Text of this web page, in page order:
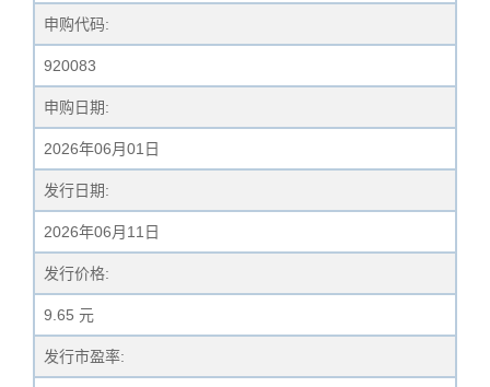
申购代码:
920083
申购日期:
2026年06月01日
发行日期:
2026年06月11日
发行价格:
9.65 元
发行市盈率: